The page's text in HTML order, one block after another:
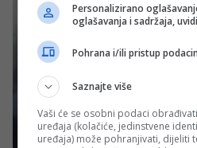
Personalizirano
oglašavanja i sadržaja,
Pohrana i/ili pristup
Saznajte više
Vaši će se osobni podaci
uređaja (kolačiće, jedinstvene
uređaja) može pohranjivati, dijeliti